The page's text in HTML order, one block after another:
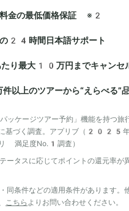
金の最低価格保証 ※2
24時間日本語サポート
り最大10万円までキャンセ
以上のツアーから“えらべる”
ッケージツアー予約」機能を持つ旅
に基づく調査。アプリブ（
満足度No.1調査）
タスに応じてポイントの還元率が
条件などの適用条件があります。
こちら よりお問い合わせください。